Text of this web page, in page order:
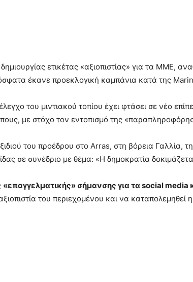
ετικέτας «αξιοπιστίας» για τα ΜΜΕ,
έκανε προεκλογική καμπάνια κατά της
του μιντιακού τοπίου έχει φτάσει σε νέο
με στόχο τον εντοπισμό της
του προέδρου στο Arras, στη βόρεια Γαλλία,
σε συνέδριο με θέμα: «Η δημοκρατία
«επαγγελματικής» σήμανσης για τα social media
του περιεχομένου και να